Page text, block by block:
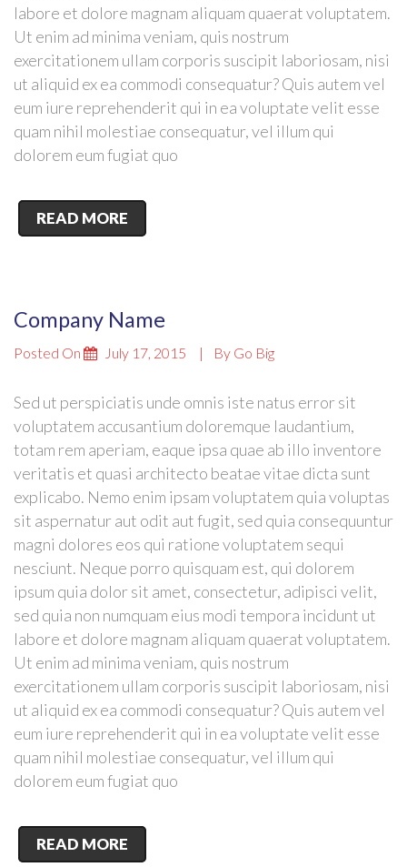
labore et dolore magnam aliquam quaerat voluptatem.
Ut enim ad minima veniam, quis nostrum
exercitationem ullam corporis suscipit laboriosam, nisi
ut aliquid ex ea commodi consequatur? Quis autem vel
eum iure reprehenderit qui in ea voluptate velit esse
quam nihil molestiae consequatur, vel illum qui
dolorem eum fugiat quo
READ MORE
Company Name
Posted On July 17, 2015 By Go Big
Sed ut perspiciatis unde omnis iste natus error sit
voluptatem accusantium doloremque laudantium,
totam rem aperiam, eaque ipsa quae ab illo inventore
veritatis et quasi architecto beatae vitae dicta sunt
explicabo. Nemo enim ipsam voluptatem quia voluptas
sit aspernatur aut odit aut fugit, sed quia consequuntur
magni dolores eos qui ratione voluptatem sequi
nesciunt. Neque porro quisquam est, qui dolorem
ipsum quia dolor sit amet, consectetur, adipisci velit,
sed quia non numquam eius modi tempora incidunt ut
labore et dolore magnam aliquam quaerat voluptatem.
Ut enim ad minima veniam, quis nostrum
exercitationem ullam corporis suscipit laboriosam, nisi
ut aliquid ex ea commodi consequatur? Quis autem vel
eum iure reprehenderit qui in ea voluptate velit esse
quam nihil molestiae consequatur, vel illum qui
dolorem eum fugiat quo
READ MORE